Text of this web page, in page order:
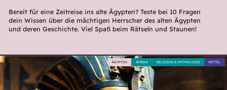
Bereit für eine Zeitreise ins alte Ägypten? Teste bei 10 Fragen
dein Wissen über die mächtigen Herrscher des alten Ägypten
und deren Geschichte. Viel Spaß beim Rätseln und Staunen!
MITTEL
RELIGION & MYTHOLOGIE
AFRIKA
ÄGYPTEN